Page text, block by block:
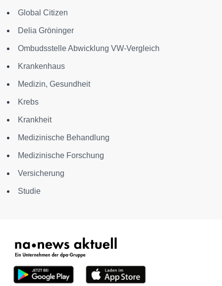
Global Citizen
Delia Gröninger
Ombudsstelle Abwicklung VW-Vergleich
Krankenhaus
Medizin, Gesundheit
Krebs
Krankheit
Medizinische Behandlung
Medizinische Forschung
Versicherung
Studie